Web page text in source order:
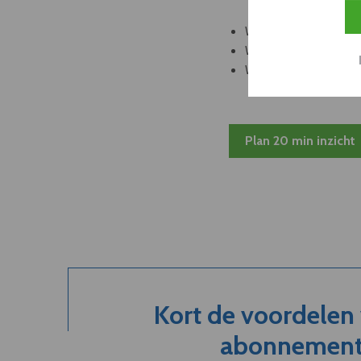
Welke leveranciers
Welke bedrijven
Welke partners en
Plan 20 min inzicht
Kort de voordelen